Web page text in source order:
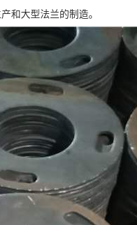
和大型法兰的制造。